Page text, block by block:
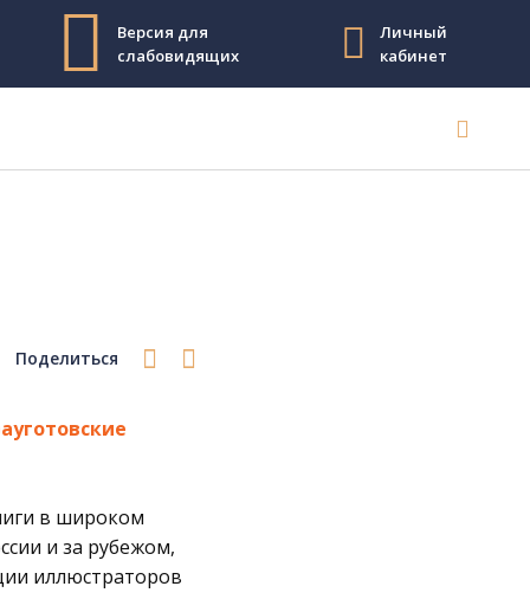
Версия для
слабовидящих
Личный
кабинет
Поделиться
в широком
и за рубежом,
иллюстраторов